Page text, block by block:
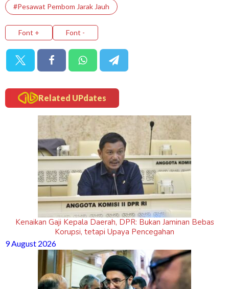
#pesawat Pembom Jarak Jauh
Font + Font -
Related UPdates
Kenaikan Gaji Kepala Daerah, DPR: Bukan Jaminan Bebas
Korupsi, tetapi Upaya Pencegahan
9 August 2026